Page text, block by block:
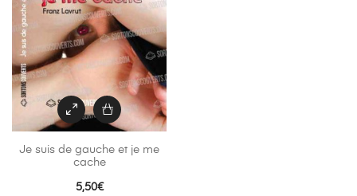
Je suis de gauche et je me
cache
5,50€